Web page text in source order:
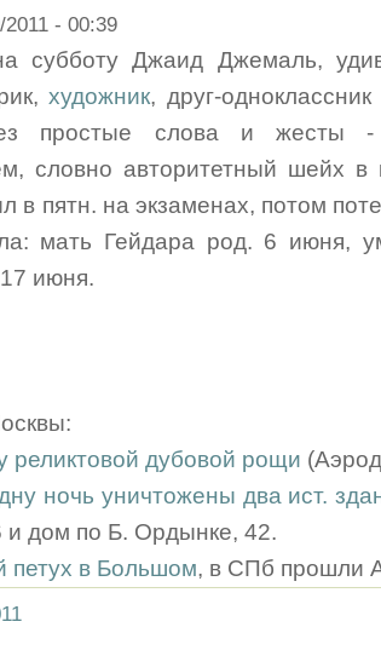
- 00:39
субботу Джаид Джемаль,
художник, друг-
простые слова и жесты -
словно авторитетный шейх
в пятн. на экзаменах, потом
мать Гейдара род. 6 июня,
июня.
реликтовой дубовой рощи
ночь уничтожены два ист.
и дом по Б. Ордынке, 42.
петух в Большом, в СПб прошли